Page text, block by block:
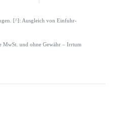
[^]: Ausgleich von Einfuhr-
MwSt. und ohne Gewähr – Irrtum